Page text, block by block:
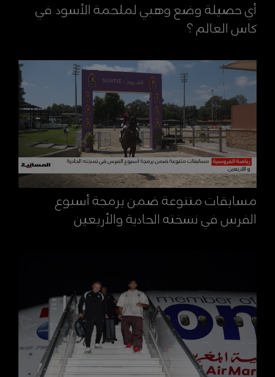
أي حصيلة وضع وهبي لملحمة الأسود في
كاس العالم ؟
مسابقات متنوعة ضمن برمجة أسبوع
الفرس في نسخته الحادية والأربعين